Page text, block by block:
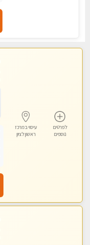
לפרטים
נוספים
עיסוי במרכז
ראשון לציון